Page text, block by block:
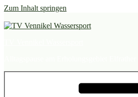
Zum Inhalt springen